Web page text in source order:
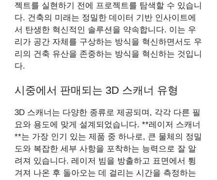
젝트를 실현하기 전에 프로젝트를 탐색할 수 있습니
다. 건축의 미래는 정밀한 데이터 기반 인사이트에
서 탄생한 혁신적인 솔루션을 약속합니다. 이는 우
리가 공간 자체를 구상하는 방식을 혁신하면서도 우
리의 건축 유산을 존중하는 방식을 혁신하는 것입니
다.
시중에서 판매되는 3D 스캐너 유형
3D 스캐너는 다양한 종류로 제공되며, 각각 다른 필
요와 용도에 맞게 설계되었습니다. **레이저 스캐너
**는 가장 인기 있는 제품 중 하나로, 큰 물체의 정밀
도와 복잡한 세부 사항을 포착하는 능력으로 잘 알
려져 있습니다. 레이저 빔을 방출하고 표면에서 튕
겨져 나온 후 돌아오는 데 걸리는 시간을 측정하는